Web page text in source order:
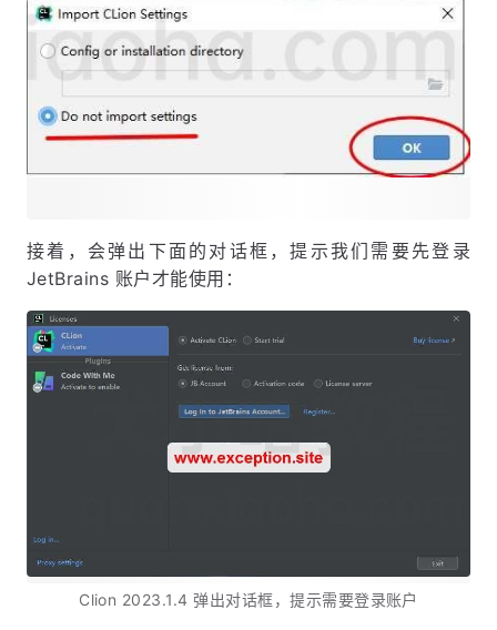
接着，会弹出下面的对话框，提示我们需要先登录
JetBrains 账户才能使用：
Clion 2023.1.4 弹出对话框，提示需要登录账户